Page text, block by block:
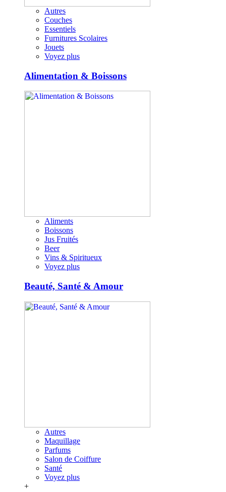
Autres
Couches
Essentiels
Furnitures Scolaires
Jouets
Voyez plus
Alimentation & Boissons
Aliments
Boissons
Jus Fruités
Beer
Vins & Spiritueux
Voyez plus
Beauté, Santé & Amour
Autres
Maquillage
Parfums
Salon de Coiffure
Santé
Voyez plus
+